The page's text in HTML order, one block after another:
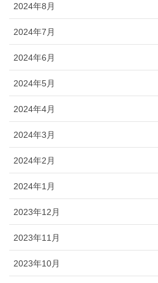
2024年8月
2024年7月
2024年6月
2024年5月
2024年4月
2024年3月
2024年2月
2024年1月
2023年12月
2023年11月
2023年10月